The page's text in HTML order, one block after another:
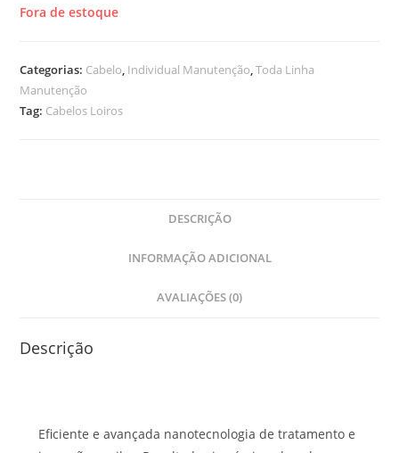
Fora de estoque
Categorias: Cabelo, Individual Manutenção,Toda Linha
Manutenção
Tag: Cabelos Loiros
DESCRIÇÃO
INFORMAÇÃO ADICIONAL
AVALIAÇÕES (0)
Descrição
Eficiente e avançada nanotecnologia de tratamento e